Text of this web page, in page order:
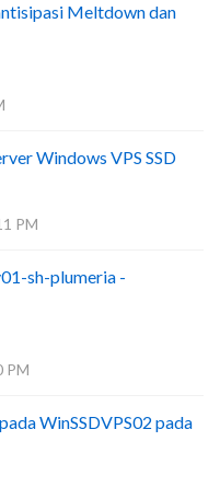
Meltdown dan
Windows VPS SSD
PM
sh-plumeria -
PM
WinSSDVPS02 pada